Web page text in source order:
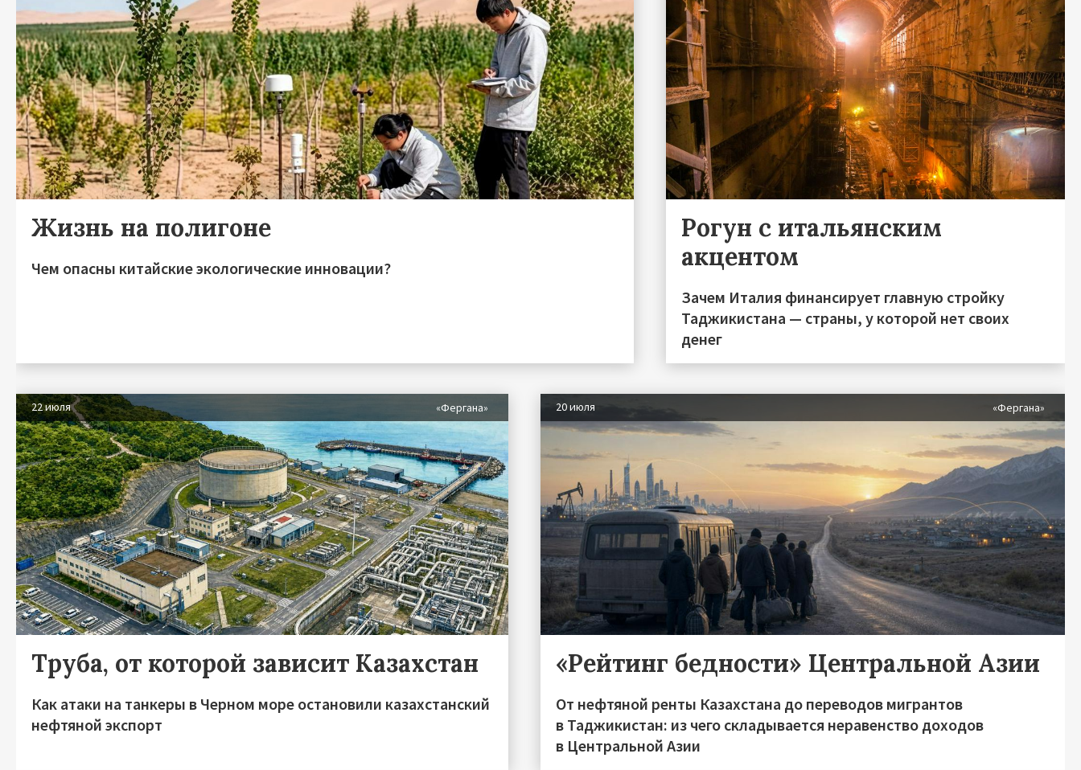
Жизнь на полигоне
Чем опасны китайские экологические инновации?
Рогун с итальянским
акцентом
Зачем Италия финансирует главную стройку
Таджикистана — страны, у которой нет своих
денег
22 июля «Фергана»
Труба, от которой зависит Казахстан
Как атаки на танкеры в Черном море остановили казахстанский
нефтяной экспорт
20 июля «Фергана»
«Рейтинг бедности» Центральной Азии
От нефтяной ренты Казахстана до переводов мигрантов
в Таджикистан: из чего складывается неравенство доходов
в Центральной Азии